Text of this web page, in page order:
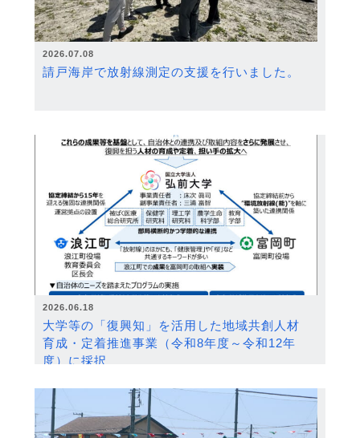
2026.07.08
請戸海岸で放射線測定の支援を行いました。
2026.06.18
大学等の「復興知」を活用した地域共創人材
育成・定着推進事業（令和8年度～令和12年
度）に採択